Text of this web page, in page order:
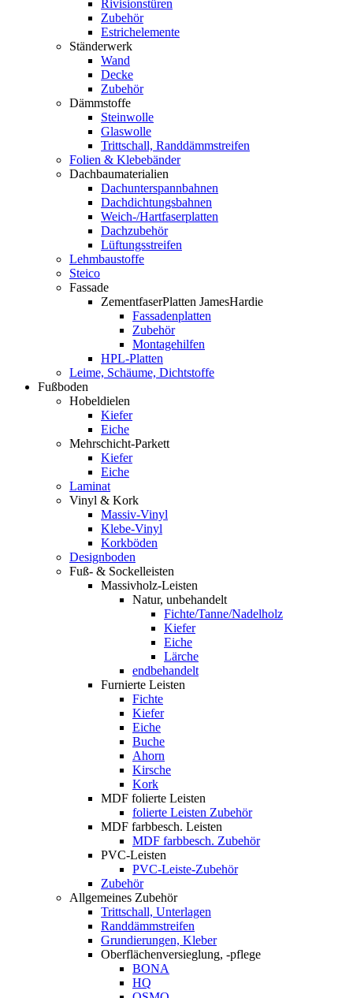
Rivisionstüren
Zubehör
Estrichelemente
Ständerwerk
Wand
Decke
Zubehör
Dämmstoffe
Steinwolle
Glaswolle
Trittschall, Randdämmstreifen
Folien & Klebebänder
Dachbaumaterialien
Dachunterspannbahnen
Dachdichtungsbahnen
Weich-/Hartfaserplatten
Dachzubehör
Lüftungsstreifen
Lehmbaustoffe
Steico
Fassade
ZementfaserPlatten JamesHardie
Fassadenplatten
Zubehör
Montagehilfen
HPL-Platten
Leime, Schäume, Dichtstoffe
Fußboden
Hobeldielen
Kiefer
Eiche
Mehrschicht-Parkett
Kiefer
Eiche
Laminat
Vinyl & Kork
Massiv-Vinyl
Klebe-Vinyl
Korkböden
Designboden
Fuß- & Sockelleisten
Massivholz-Leisten
Natur, unbehandelt
Fichte/Tanne/Nadelholz
Kiefer
Eiche
Lärche
endbehandelt
Furnierte Leisten
Fichte
Kiefer
Eiche
Buche
Ahorn
Kirsche
Kork
MDF folierte Leisten
folierte Leisten Zubehör
MDF farbbesch. Leisten
MDF farbbesch. Zubehör
PVC-Leisten
PVC-Leiste-Zubehör
Zubehör
Allgemeines Zubehör
Trittschall, Unterlagen
Randdämmstreifen
Grundierungen, Kleber
Oberflächenversieglung, -pflege
BONA
HQ